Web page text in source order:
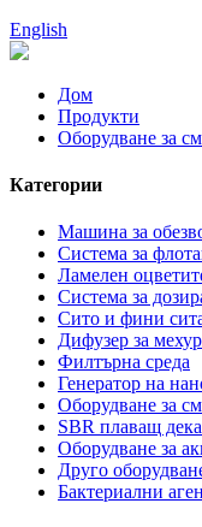
English
Дом
Продукти
Оборудване за
Категории
Машина за
Система за
Ламелен
Система за
Сито и фини
Дифузер за
Филтърна среда
Генератор на
Оборудване за
SBR плаващ
Оборудване за
Друго
Бактериални